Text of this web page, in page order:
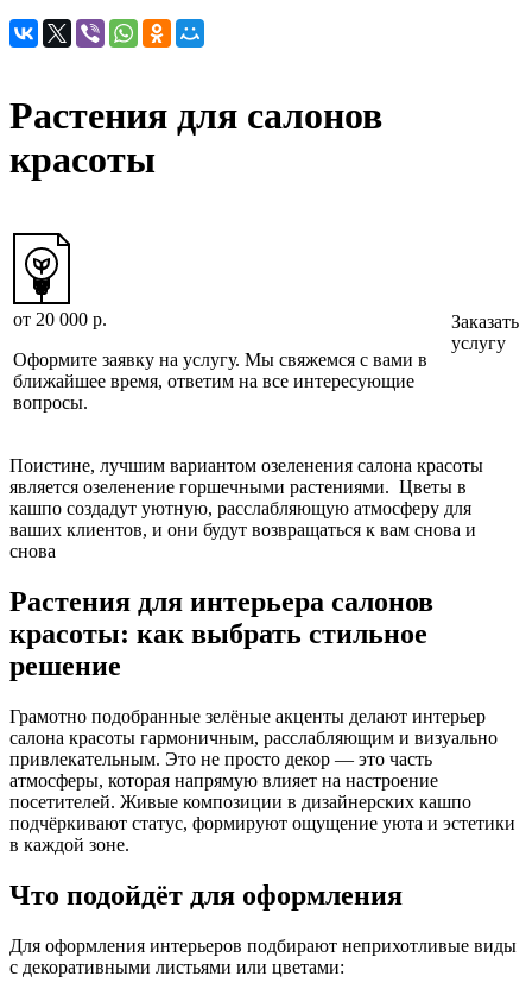
Растения для салонов
красоты
от 20 000 р.
Оформите заявку на услугу. Мы свяжемся с вами в
ближайшее время, ответим на все интересующие
вопросы.
Заказать
услугу
Поистине, лучшим вариантом озеленения салона красоты
является озеленение горшечными растениями. Цветы в
кашпо создадут уютную, расслабляющую атмосферу для
ваших клиентов, и они будут возвращаться к вам снова и
снова
Растения для интерьера салонов
красоты: как выбрать стильное
решение
Грамотно подобранные зелёные акценты делают интерьер
салона красоты гармоничным, расслабляющим и визуально
привлекательным. Это не просто декор — это часть
атмосферы, которая напрямую влияет на настроение
посетителей. Живые композиции в дизайнерских кашпо
подчёркивают статус, формируют ощущение уюта и эстетики
в каждой зоне.
Что подойдёт для оформления
Для оформления интерьеров подбирают неприхотливые виды
с декоративными листьями или цветами: